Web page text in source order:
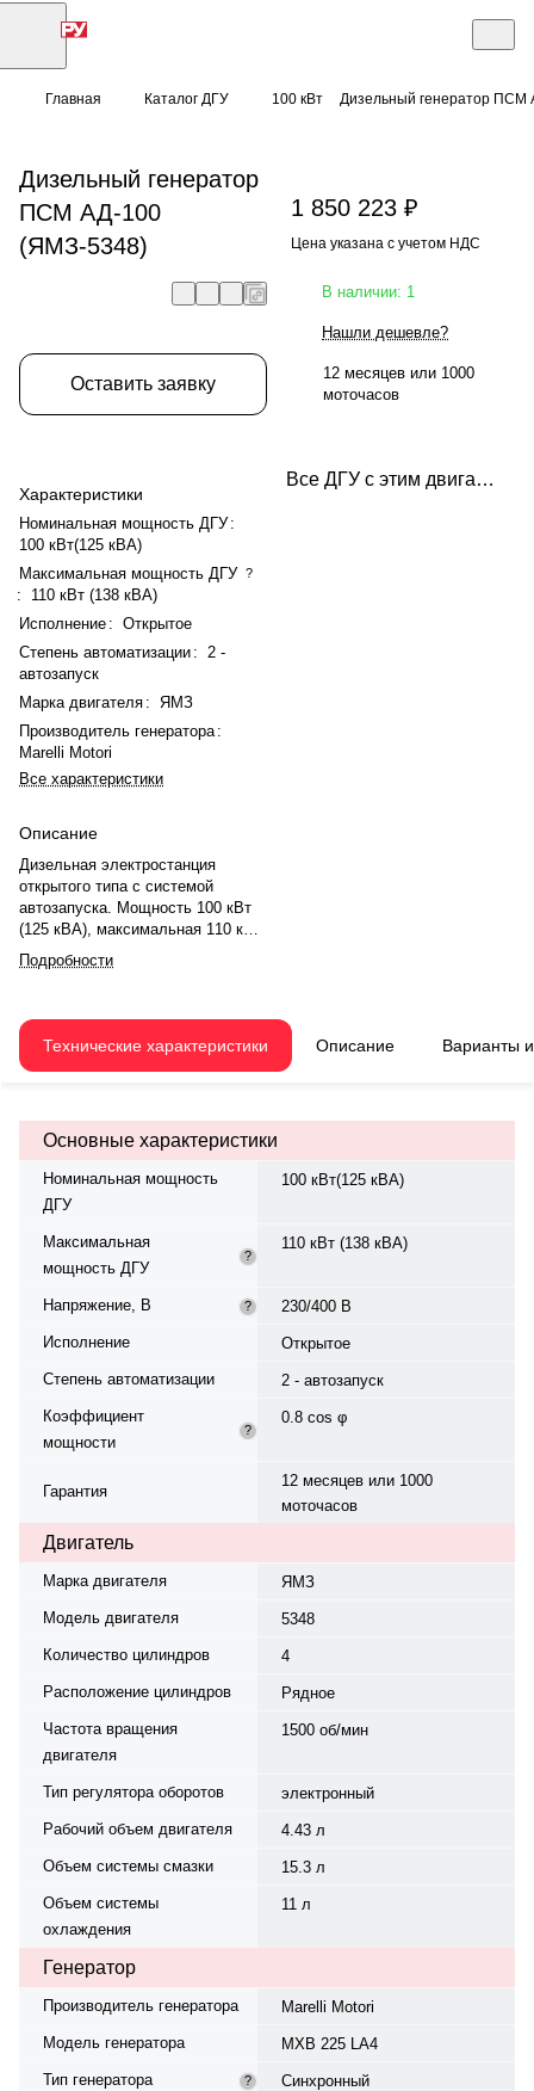
Главная Каталог ДГУ 100 кВт Дизельный генератор
Дизельный генератор
ПСМ АД-100
(ЯМЗ-5348)
Оставить заявку
Характеристики
Номинальная мощность ДГУ :
100 кВт(125 кВА)
Максимальная мощность ДГУ ?
:
110 кВт (138 кВА)
Исполнение : Открытое
Степень автоматизации :
2 -
автозапуск
Марка двигателя :
ЯМЗ
Производитель генератора :
Marelli Motori
Все характеристики
Описание
Дизельная электростанция
открытого типа с системой
автозапуска. Мощность 100 кВт
(125 кВА), максимальная 110 кВт
(138 кВА). Двигатель ЯМЗ 5348 (4
цилиндра, турбонаддув) с
Motori. Выход 230/400 В, 3 фазы,
50 Гц. Запуск электростартером.
не указаны, вес 1400 кг. Гарантия
12 месяцев/1000 моточасов.
Подробности
1 850 223 ₽
Цена указана с учетом НДС
В наличии: 1
Нашли дешевле?
12 месяцев или 1000
моточасов
Все ДГУ с этим двигателем
Технические характеристики Описание Варианты
Основные характеристики
Номинальная мощность
ДГУ
100 кВт(125 кВА)
Максимальная
мощность ДГУ
?
110 кВт (138 кВА)
Напряжение, В ?
230/400 В
Исполнение
Открытое
Степень автоматизации
2 - автозапуск
Коэффициент
мощности
?
0.8 cos φ
Гарантия
12 месяцев или 1000
моточасов
Двигатель
Марка двигателя
ЯМЗ
Модель двигателя
5348
Количество цилиндров
4
Расположение цилиндров
Рядное
Частота вращения
двигателя
1500 об/мин
Тип регулятора оборотов
электронный
Рабочий объем двигателя
4.43 л
Объем системы смазки
15.3 л
Объем системы
охлаждения
11 л
Генератор
Производитель генератора
Marelli Motori
Модель генератора
MXB 225 LA4
Тип генератора
?
Синхронный